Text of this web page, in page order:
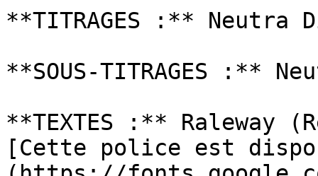
**TITRAGES :**
**SOUS-TITRAGES :**
**TEXTES :** Raleway
[Cette police est